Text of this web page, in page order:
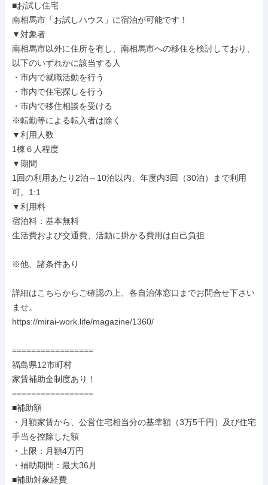
■お試し住宅
南相馬市「お試しハウス」に宿泊が可能です！
▼対象者
南相馬市以外に住所を有し、南相馬市への移住を検討しており、
以下のいずれかに該当する人
・市内で就職活動を行う
・市内で住宅探しを行う
・市内で移住相談を受ける
※転勤等による転入者は除く
▼利用人数
1棟６人程度
▼期間
1回の利用あたり2泊～10泊以内、年度内3回（30泊）まで利用
可。1:1
▼利用料
宿泊料：基本無料
生活費および交通費、活動に掛かる費用は自己負担
※他、諸条件あり
詳細はこちらからご確認の上、各自治体窓口までお問合せ下さい
ませ。
https://mirai-work.life/magazine/1360/
=================
福島県12市町村
家賃補助金制度あり！
=================
■補助額
・月額家賃から、公営住宅相当分の基準額（3万5千円）及び住宅
手当を控除した額
・上限：月額4万円
・補助期間：最大36月
■補助対象経費